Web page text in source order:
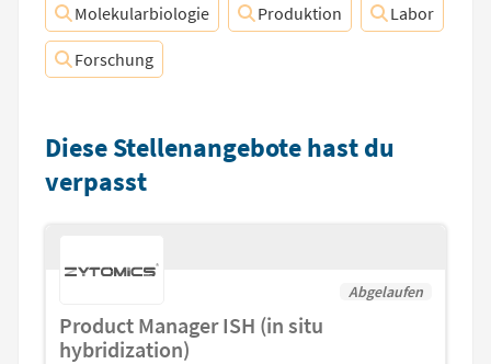
Molekularbiologie Produktion Labor
Forschung
Diese Stellenangebote hast du
verpasst
Abgelaufen
Product Manager ISH (in situ
hybridization)